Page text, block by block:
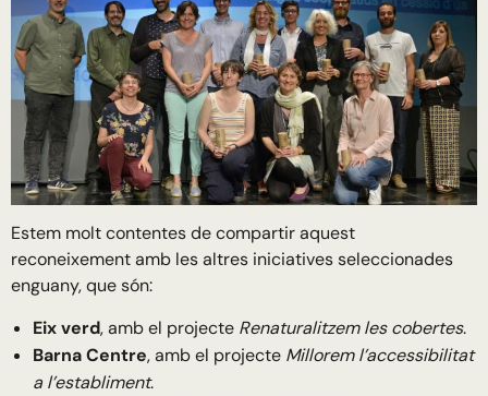
Estem molt contentes de compartir aquest
reconeixement amb les altres iniciatives seleccionades
enguany, que són:
Eix verd, amb el projecte Renaturalitzem les cobertes.
Barna Centre, amb el projecte Millorem l’accessibilitat
a l’establiment.